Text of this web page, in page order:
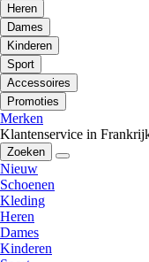
Heren
Dames
Kinderen
Sport
Accessoires
Promoties
Merken
Klantenservice in
Zoeken
Nieuw
Schoenen
Kleding
Heren
Dames
Kinderen